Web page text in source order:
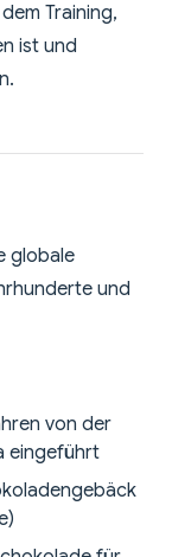
Training,
ist und
globale
und
von der
eingeführt